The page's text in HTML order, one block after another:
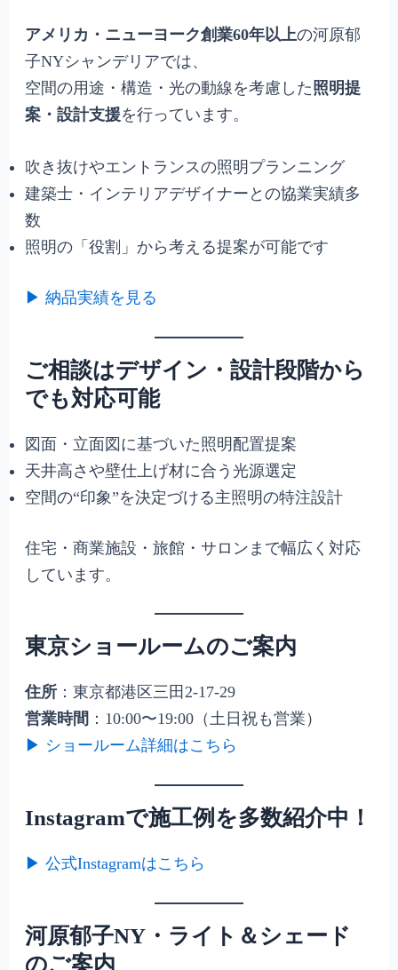
アメリカ・ニューヨーク創業60年以上の河原郁
子NYシャンデリアでは、
空間の用途・構造・光の動線を考慮した照明提
案・設計支援を行っています。
吹き抜けやエントランスの照明プランニング
建築士・インテリアデザイナーとの協業実績多
数
照明の「役割」から考える提案が可能です
▶ 納品実績を見る
ご相談はデザイン・設計段階から
でも対応可能
図面・立面図に基づいた照明配置提案
天井高さや壁仕上げ材に合う光源選定
空間の“印象”を決定づける主照明の特注設計
住宅・商業施設・旅館・サロンまで幅広く対応
しています。
東京ショールームのご案内
住所：東京都港区三田2-17-29
営業時間 ：10:00〜19:00（土日祝も営業）
▶ ショールーム詳細はこちら
Instagramで施工例を多数紹介中！
▶ 公式Instagramはこちら
河原郁子NY・ライト＆シェード
のご案内